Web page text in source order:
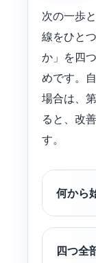
次の一歩
線をひと
か」を四
めです。
場合は、
ると、改
す。
何から
四つ全